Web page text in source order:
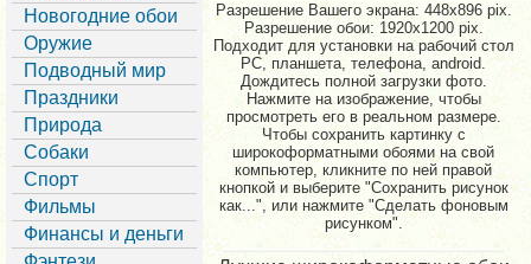
Новогодние обои
Оружие
Подводный мир
Праздники
Природа
Собаки
Спорт
Фильмы
Финансы и деньги
Разрешение Вашего экрана: 448x896 pix.
Разрешение обои: 1920x1200 pix.
Подходит для установки на рабочий стол
PC, планшета, телефона, android.
Дождитесь полной загрузки фото.
Нажмите на изображение, чтобы
просмотреть его в реальном размере.
Чтобы сохранить картинку с
широкоформатными обоями на свой
компьютер, кликните по ней правой
кнопкой и выберите "Сохранить рисунок
как...", или нажмите "Сделать фоновым
рисунком".